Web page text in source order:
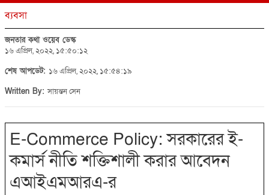
ব্যবসা
জনতার কথা ওয়েব ডেস্ক
১৬ এপ্রিল, ২০২২, ১৫:৫০:১২
শেষ আপডেট: ১৬ এপ্রিল, ২০২২, ১৫:৫৪:১৯
Written By:সায়ন্তন সেন
E-Commerce Policy: সরকারের ই-
কমার্স নীতি শক্তিশালী করার আবেদন
এআইএমআরএ-র